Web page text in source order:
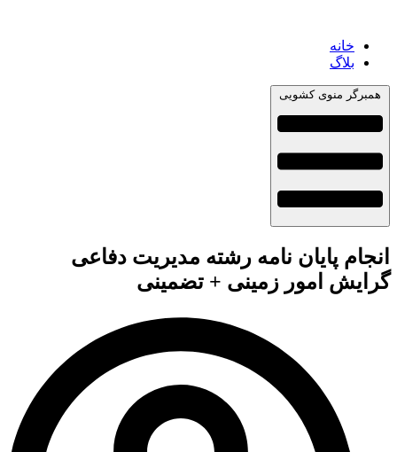
خانه
بلاگ
همبرگر منوی کشویی
انجام پایان نامه رشته مدیریت دفاعی
گرایش امور زمینی + تضمینی